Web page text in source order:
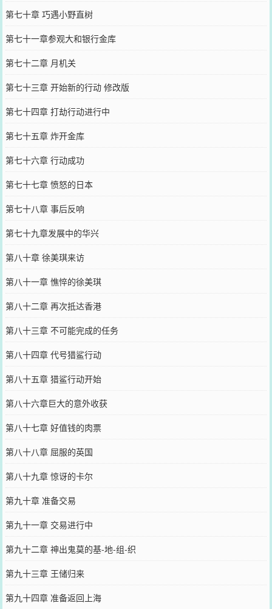
第七十章 巧遇小野直树
第七十一章参观大和银行金库
第七十二章 月机关
第七十三章 开始新的行动 修改版
第七十四章 打劫行动进行中
第七十五章 炸开金库
第七十六章 行动成功
第七十七章 愤怒的日本
第七十八章 事后反响
第七十九章发展中的华兴
第八十章 徐美琪来访
第八十一章 憔悴的徐美琪
第八十二章 再次抵达香港
第八十三章 不可能完成的任务
第八十四章 代号猎鲨行动
第八十五章 猎鲨行动开始
第八十六章巨大的意外收获
第八十七章 好值钱的肉票
第八十八章 屈服的英国
第八十九章 惊讶的卡尔
第九十章 准备交易
第九十一章 交易进行中
第九十二章 神出鬼莫的基-地-组-织
第九十三章 王储归来
第九十四章 准备返回上海